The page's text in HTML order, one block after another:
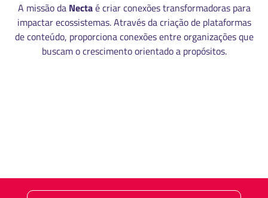
A missão da Nectaé criar conexões transformadoras para
impactar ecossistemas. Através da criação de plataformas
de conteúdo, proporciona conexões entre organizações que
buscam o crescimento orientado a propósitos.